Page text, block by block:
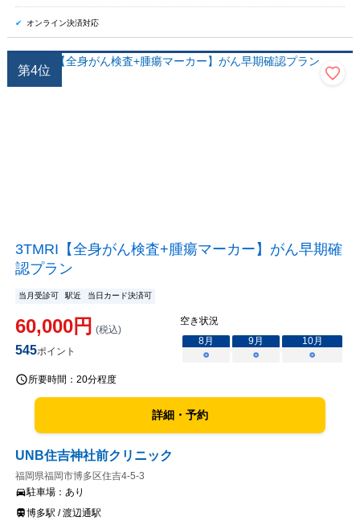
オンライン決済対応
第4位
3TMRI【全身がん検査+腫瘍マーカー】がん早期確
認プラン
当月受診可 駅近 当日カード決済可
60,000円 (税込)
545ポイント
空き状況
8月 9月 10月
○
○ ○
所要時間： 20分程度
詳細・予約
UNB住吉神社前クリニック
福岡県福岡市博多区住吉4-5-3
駐車場： あり
博多駅 / 渡辺通駅